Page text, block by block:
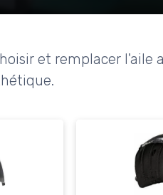
et remplacer l'aile